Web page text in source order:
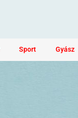
Sport Gyász